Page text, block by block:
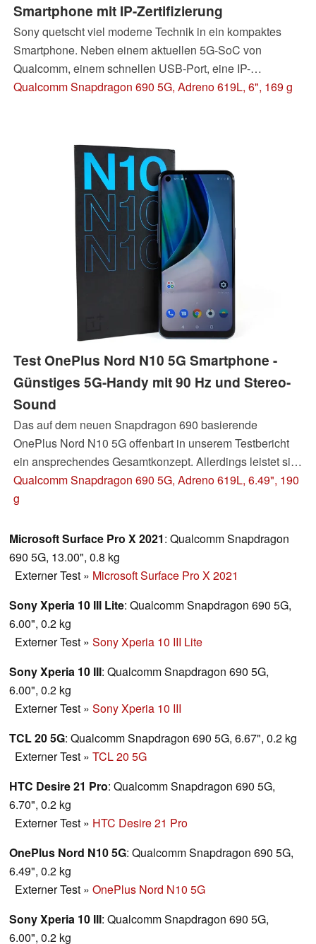
Smartphone mit IP-Zertifizierung
Sony quetscht viel moderne Technik in ein kompaktes
Smartphone. Neben einem aktuellen 5G-SoC von
Qualcomm, einem schnellen USB-Port, eine IP-
Zertifizierung sowie einem starken Akku, spendiert Sony
Qualcomm Snapdragon 690 5G, Adreno 619L, 6", 169 g
Test OnePlus Nord N10 5G Smartphone -
Günstiges 5G-Handy mit 90 Hz und Stereo-
Sound
Das auf dem neuen Snapdragon 690 basierende
OnePlus Nord N10 5G offenbart in unserem Testbericht
ein ansprechendes Gesamtkonzept. Allerdings leistet sich
das Mittelklasse-Handy aus dem Hause OnePlus
Schwächen, die sich die Smartphone-Konkurrenz in
Wo das OnePlus-Handy Punkte liegen lässt, lesen Sie
hier.
Qualcomm Snapdragon 690 5G, Adreno 619L, 6.49", 190
g
Microsoft Surface Pro X 2021: Qualcomm Snapdragon
690 5G, 13.00", 0.8 kg
Externer Test » Microsoft Surface Pro X 2021
Sony Xperia 10 III Lite: Qualcomm Snapdragon 690 5G,
6.00", 0.2 kg
Externer Test » Sony Xperia 10 III Lite
Sony Xperia 10 III: Qualcomm Snapdragon 690 5G,
6.00", 0.2 kg
Externer Test » Sony Xperia 10 III
TCL 20 5G: Qualcomm Snapdragon 690 5G, 6.67", 0.2 kg
Externer Test » TCL 20 5G
HTC Desire 21 Pro: Qualcomm Snapdragon 690 5G,
6.70", 0.2 kg
Externer Test » HTC Desire 21 Pro
OnePlus Nord N10 5G: Qualcomm Snapdragon 690 5G,
6.49", 0.2 kg
Externer Test » OnePlus Nord N10 5G
Sony Xperia 10 III: Qualcomm Snapdragon 690 5G,
6.00", 0.2 kg